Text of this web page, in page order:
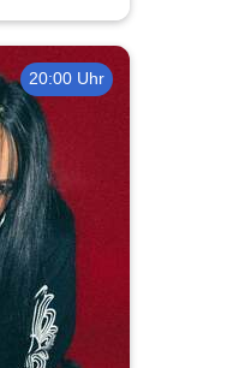
20:00 Uhr